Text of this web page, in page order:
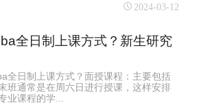
2024-03-12
全日制上课方式？新生研究
全日制上课方式？面授课程：主要包括
班通常是在周六日进行授课，这样安排
业课程的学...